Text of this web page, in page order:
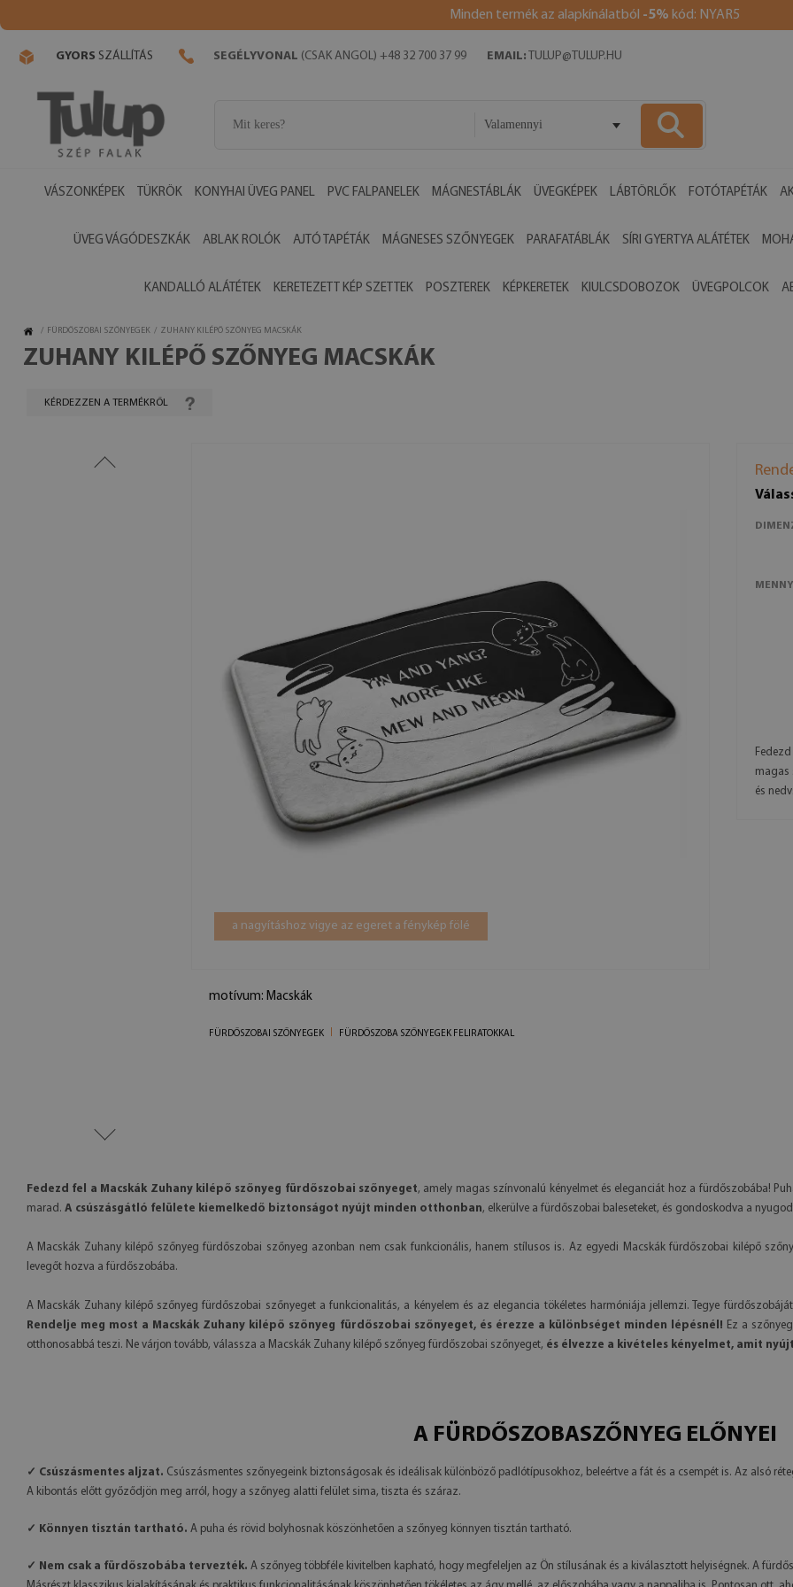
Minden termék az alapkínálatból -5% kód: NYAR5
GYORS SZÁLLÍTÁS SEGÉLYVONAL (CSAK ANGOL) +48 32 700 37 99 EMAIL: TULUP@TULUP.HU
Valamennyi
VÁSZONKÉPEK TÜKRÖK KONYHAI ÜVEG PANEL PVC FALPANELEK MÁGNESTÁBLÁK ÜVEGKÉPEK LÁBTÖRLŐK FOTÓTAPÉTÁK
ÜVEG VÁGÓDESZKÁK ABLAK ROLÓK AJTÓ TAPÉTÁK MÁGNESES SZŐNYEGEK PARAFATÁBLÁK SÍRI GYERTYA ALÁTÉTEK
KANDALLÓ ALÁTÉTEK KERETEZETT KÉP SZETTEK POSZTEREK KÉPKERETEK KIULCSDOBOZOK ÜVEGPOLCOK
/ FÜRDŐSZOBAI SZŐNYEGEK / ZUHANY KILÉPŐ SZŐNYEG MACSKÁK
ZUHANY KILÉPŐ SZŐNYEG MACSKÁK
KÉRDEZZEN A TERMÉKRŐL
a nagyításhoz vigye az egeret a fénykép fölé
motívum: Macskák
FÜRDŐSZOBAI SZŐNYEGEK FÜRDŐSZOBA SZŐNYEGEK FELIRATOKKAL
magas
és
Fedezd fel a Macskák Zuhany kilépő szőnyeg fürdőszobai szőnyeget, amely magas színvonalú kényelmet és eleganciát hoz a fürdőszobába!
marad. A csúszásgátló felülete kiemelkedő biztonságot nyújt minden otthonban, elkerülve a fürdőszobai baleseteket, és gondoskodva a
A Macskák Zuhany kilépő szőnyeg fürdőszobai szőnyeg azonban nem csak funkcionális, hanem stílusos is. Az egyedi Macskák fürdőszobai kilépő
levegőt hozva a fürdőszobába.
A Macskák Zuhany kilépő szőnyeg fürdőszobai szőnyeget a funkcionalitás, a kényelem és az elegancia tökéletes harmóniája jellemzi. Tegye
Rendelje meg most a Macskák Zuhany kilépő szőnyeg fürdőszobai szőnyeget, és érezze a különbséget minden lépésnél! Ez a
otthonosabbá teszi. Ne várjon tovább, válassza a Macskák Zuhany kilépő szőnyeg fürdőszobai szőnyeget, és élvezze a kivételes kényelmet, amit
A FÜRDŐSZOBASZŐNYEG ELŐNYEI
✓ Csúszásmentes aljzat. Csúszásmentes szőnyegeink biztonságosak és ideálisak különböző padlótípusokhoz, beleértve a fát és a csempét is. Az alsó
A kibontás előtt győződjön meg arról, hogy a szőnyeg alatti felület sima, tiszta és száraz.
✓ Könnyen tisztán tartható. A puha és rövid bolyhosnak köszönhetően a szőnyeg könnyen tisztán tartható.
✓ Nem csak a fürdőszobába tervezték. A szőnyeg többféle kivitelben kapható, hogy megfeleljen az Ön stílusának és a kiválasztott helyiségnek. A